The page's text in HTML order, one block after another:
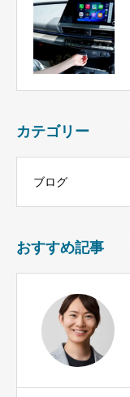
カテゴリー
ブログ
おすすめ記事